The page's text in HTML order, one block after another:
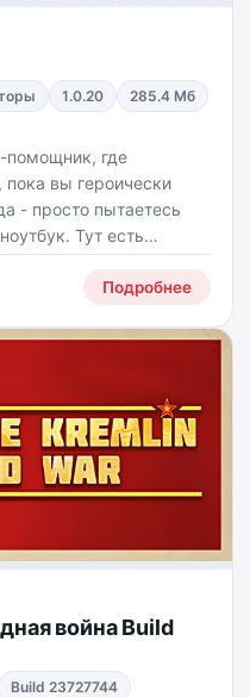
1.0.20
285.4 Мб
помощник, где
вы героически
- просто пытаетесь
Тут есть
природы, привычки,
растёт вместе с
Подробнее
война Build
Build 23727744